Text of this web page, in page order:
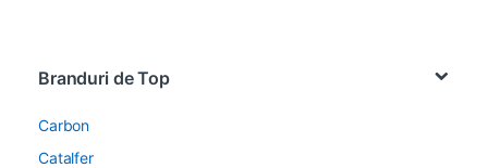
Branduri de Top
Carbon
Catalfer